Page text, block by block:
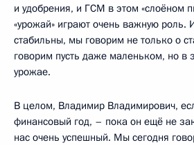
и удобрения, и ГСМ в этом «слоёном
«урожай» играют очень важную роль.
стабильны, мы говорим не только о
говорим пусть даже маленьком, но в
урожае.
В целом, Владимир Владимирович,
финансовый год, – пока он ещё не
нас очень успешный. Мы сегодня